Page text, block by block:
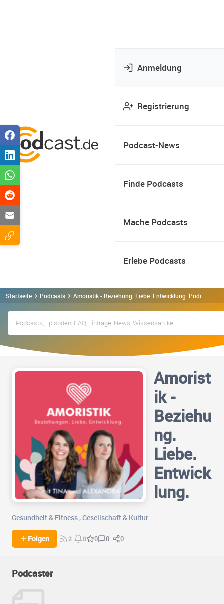
Anmeldung
Registrierung
Podcast-News
Finde Podcasts
Mache Podcasts
Erlebe Podcasts
Startseite Podcasts Amoristik - Beziehung. Liebe. Entwicklung. Podcast
Amorist
ik -
Beziehu
ng.
Liebe.
Entwick
lung.
Gesundheit & Fitness ,Gesellschaft & Kultur
Folgen 2 0 0 0 0
Podcaster